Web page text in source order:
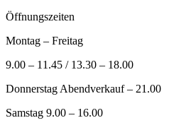
Öffnungszeiten
Montag – Freitag
9.00 – 11.45 / 13.30 – 18.00
Donnerstag Abendverkauf – 21.00
Samstag 9.00 – 16.00